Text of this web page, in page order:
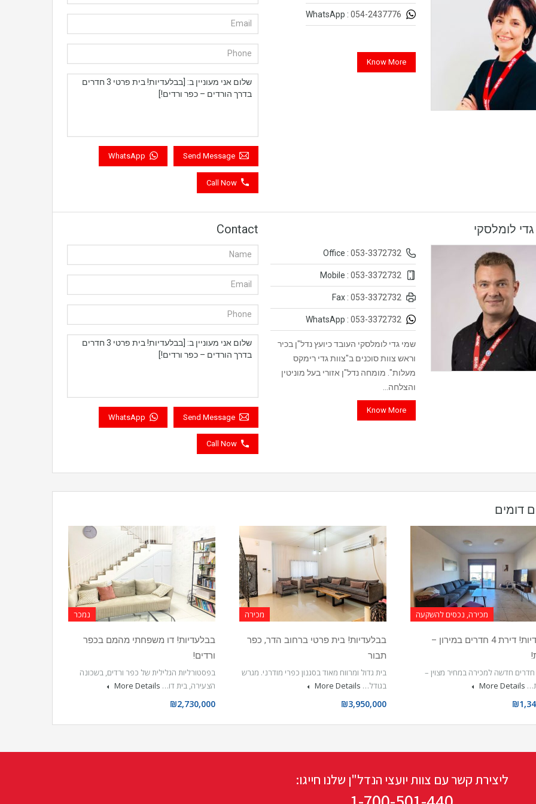
054-2437776
Know More
Send Message
WhatsApp
Call Now
גדי לומלסקי
053-3372732
053-3372732
053-3372732
053-3372732
שמי גדי לומלסקי העובד כיועץ נדל"ן בכיר
וראש צוות סוכנים ב"צוות גדי רימקס
מעלות". מומחה נדל"ן אזורי בעל מוניטין
והצלחה…
Know More
Contact
Send Message
WhatsApp
Call Now
דומים
מכירה, נכסים להשקעה
בבלעדיות! דירת 4 חדרים במירון –
דירת 4 חדרים חדשה למכירה במחיר מצוין –
More Details
מכירה
בבלעדיות! בית פרטי ברחוב הדר, כפר
תבור
בית גדול ומרווח מאוד בסגנון כפרי מודרני. מגרש
בגודל… More Details
₪3,950,000
נמכר
בבלעדיות! דו משפחתי מהמם בכפר
ורדים!
בפסטורליות הגלילית של כפר ורדים, בשכונה
הצעירה, בית דו… More Details
₪2,730,000
ליצירת קשר עם צוות יועצי הנדל"ן שלנו חייגו: